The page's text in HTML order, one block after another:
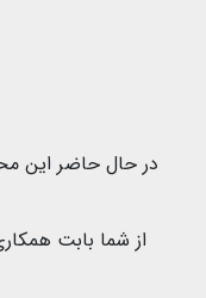
در حال حاضر این
از شما بابت